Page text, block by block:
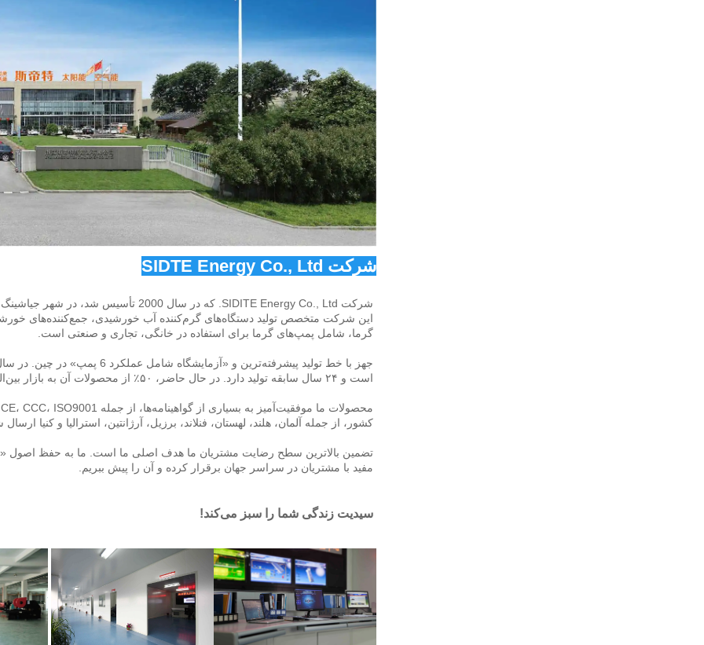
شرکت SIDTE Energy Co., Ltd
شرکت SIDITE Energy Co., Ltd. که در سال 2000 تأسیس شد، در شهر جیا‌شینگ، استان زheجیانگ واقع می‌باشد.
گرما، شامل پمپ‌های گرما برای استفاده در خانگی، تجاری و صنعتی است.
است و ۲۴ سال سابقه تولید دارد. در حال حاضر، ۵۰٪ از محصولات آن به بازار بین‌المللی صادر می‌شود.
کشور، از جمله آلمان، هلند، لهستان، فنلاند، برزیل، آرژانتین، استرالیا و کنیا ارسال
مفید با مشتریان در سراسر جهان برقرار کرده و آن را پیش ببریم.
سیدیت زندگی شما را سبز می‌کند!